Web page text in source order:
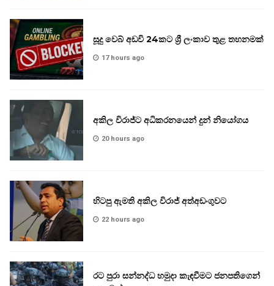
සූදු වෙබ් අඩවි 24කට ශ්‍රී ලංකාව තුළ තහනමක්
17 hours ago
අකිල විරාජ්ට අධිකරනයෙන් දුන් නියෝගය
20 hours ago
හිටපු ඇමති අකිල විරාජ් අත්අඩංගුවට
22 hours ago
රට පුරා සන්නද්ධ හමුදා කැඳවීමට ජනපතිගෙන්